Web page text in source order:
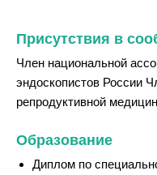
Присутствия в
Член национальной
эндоскопистов России
репродуктивной
Образование
Диплом по